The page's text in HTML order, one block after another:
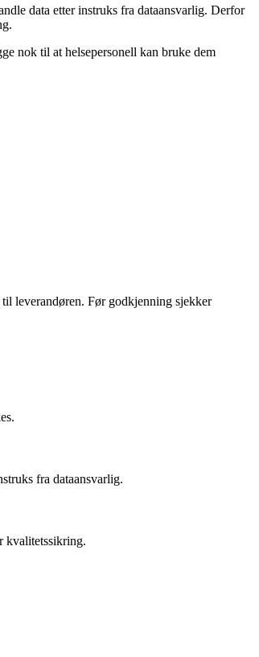
data etter instruks fra dataansvarlig. Derfor
nok til at helsepersonell kan bruke dem
leverandøren. Før godkjenning sjekker
fra dataansvarlig.
kvalitetssikring.